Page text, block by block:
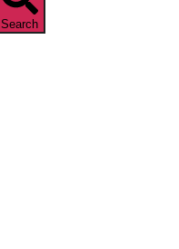
Search